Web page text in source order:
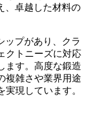
、卓越した材料の
ップがあり、クラ
クトニーズに対応
ます。高度な鍛造
複雑さや業界用途
現しています。